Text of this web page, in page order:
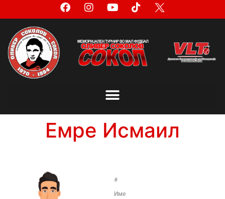
Емре Исмаил
#
Име